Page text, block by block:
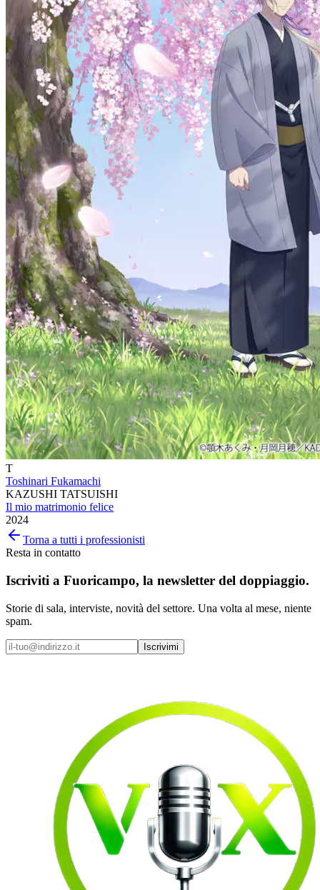
T
Toshinari Fukamachi
KAZUSHI TATSUISHI
Il mio matrimonio felice
2024
Torna a tutti i professionisti
Resta in contatto
Iscriviti a Fuoricampo, la newsletter del doppiaggio.
Storie di sala, interviste, novità del settore. Una volta al mese, niente
spam.
Iscrivimi